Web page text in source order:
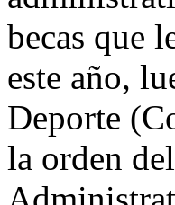
becas que
este año,
Deporte
la orden